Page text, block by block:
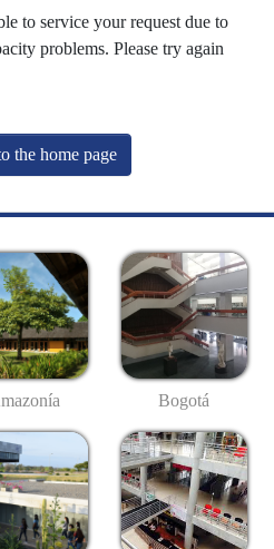
to service your request due to
problems. Please try again
the home page
Bogotá